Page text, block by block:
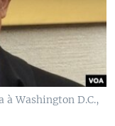
à Washington D.C.,